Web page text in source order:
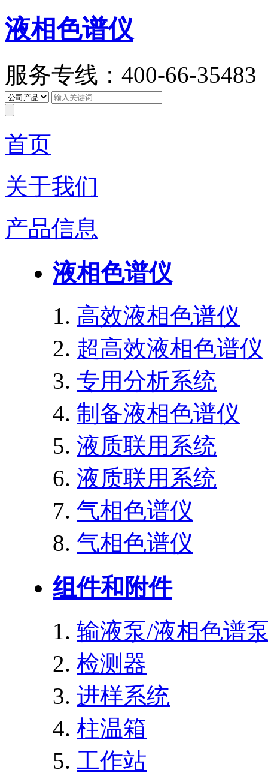
液相色谱仪
服务专线：400-66-35483
首页
关于我们
产品信息
液相色谱仪
高效液相色谱仪
超高效液相色谱仪
专用分析系统
制备液相色谱仪
液质联用系统
液质联用系统
气相色谱仪
气相色谱仪
组件和附件
输液泵/液相色谱
检测器
进样系统
柱温箱
工作站